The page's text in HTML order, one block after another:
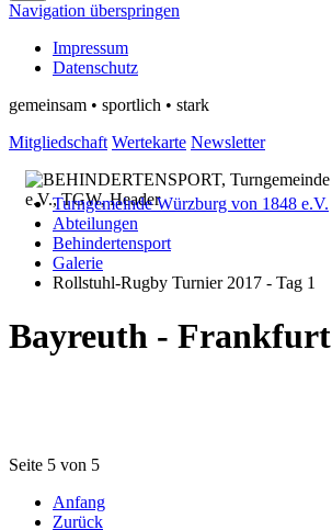
Navigation überspringen
Impressum
Datenschutz
gemeinsam • sportlich • stark
Mitgliedschaft Wertekarte Newsletter
Turngemeinde Würzburg von 1848 e.V.
Abteilungen
Behindertensport
Galerie
Rollstuhl-Rugby Turnier 2017 - Tag 1
Bayreuth - Frankfurt
Seite 5 von 5
Anfang
Zurück